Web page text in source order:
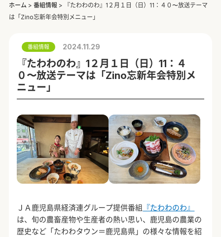
ホーム > 番組情報 >
『たわわのわ』1２月１日（日）11：４０〜放送テーマ
は「Zino忘新年会特別メニュー」
番組情報 2024.11.29
『たわわのわ』1２月１日（日）11：４
０〜放送テーマは「Zino忘新年会特別メ
ニュー」
ＪＡ鹿児島県経済連グループ提供番組 『たわわのわ』
は、旬の農畜産物や生産者の熱い思い、鹿児島の農業の
歴史など「たわわタウン＝鹿児島県」の様々な情報を紹